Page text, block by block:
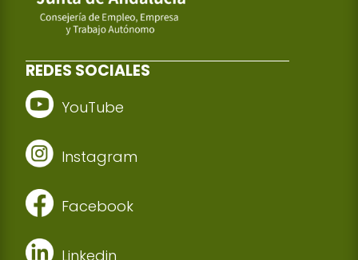
REDES SOCIALES
YouTube
Instagram
Facebook
Linkedin